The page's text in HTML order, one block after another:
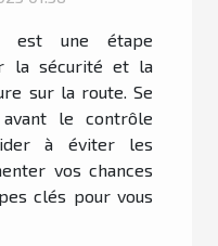
est une étape
la sécurité et la
sur la route. Se
le contrôle
à éviter les
vos chances
clés pour vous